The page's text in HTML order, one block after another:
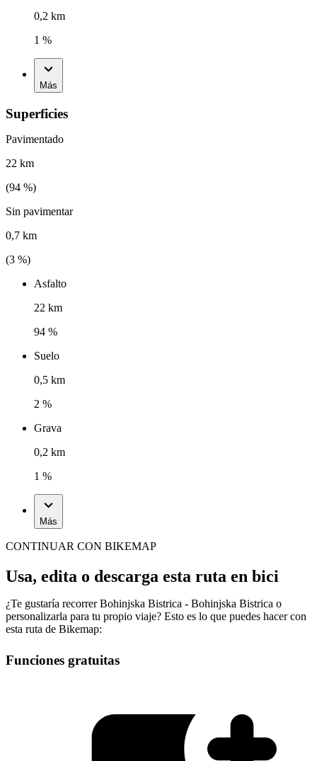
0,2 km
1 %
Más
Superficies
Pavimentado
22 km
(94 %)
Sin pavimentar
0,7 km
(3 %)
Asfalto
22 km
94 %
Suelo
0,5 km
2 %
Grava
0,2 km
1 %
Más
CONTINUAR CON BIKEMAP
Usa, edita o descarga esta ruta en bici
¿Te gustaría recorrer Bohinjska Bistrica - Bohinjska Bistrica o
personalizarla para tu propio viaje? Esto es lo que puedes hacer con
esta ruta de Bikemap:
Funciones gratuitas